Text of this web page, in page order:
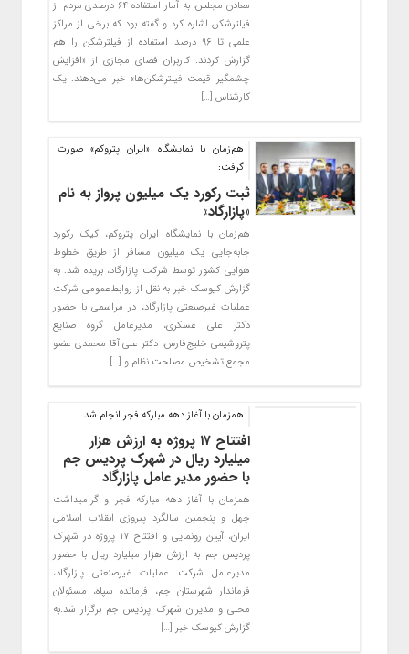
معادن مجلس، به آمار استفاده ۶۴ درصدی مردم از
فیلترشکن اشاره کرد و گفته بود که برخی از مراکز
علمی تا ۹۶ درصد استفاده از فیلترشکن را هم
گزارش کردند. کاربران فضای مجازی از «افزایش
چشمگیر قیمت فیلترشکن‌ها» خبر می‌دهند. یک
کارشناس […]
هم‌زمان با نمایشگاه «ایران پتروکم» صورت
گرفت:
ثبت رکورد یک میلیون پرواز به نام
«پازارگاد»
هم‌زمان با نمایشگاه ایران پتروکم، کیک رکورد
جابه‌جایی یک میلیون مسافر از طریق خطوط
هوایی کشور توسط شرکت پازارگاد، بریده شد. به
گزارش کیوسک خبر به نقل از روابط‌عمومی شرکت
عملیات غیرصنعتی پازارگاد، در مراسمی با حضور
دکتر علی عسکری، مدیرعامل گروه صنایع
پتروشیمی خلیج‌فارس، دکتر علی آقا محمدی عضو
مجمع تشخیص مصلحت نظام و […]
همزمان با آغاز دهه مبارکه فجر انجام شد
افتتاح ۱۷ پروژه به ارزش هزار
میلیارد ریال در شهرک پردیس جم
با حضور مدیر عامل پازارگاد
همزمان با آغاز دهه مبارکه فجر و گرامیداشت
چهل و پنجمین سالگرد پیروزی انقلاب اسلامی
ایران، آیین رونمایی و افتتاح ۱۷ پروژه در شهرک
پردیس جم به ارزش هزار میلیارد ریال با حضور
مدیرعامل شرکت عملیات غیرصنعتی پازارگاد،
فرماندار شهرستان جم، فرمانده سپاه، مسئولان
محلی و مدیران شهرک پردیس جم برگزار شد.به
گزارش کیوسک خبر […]